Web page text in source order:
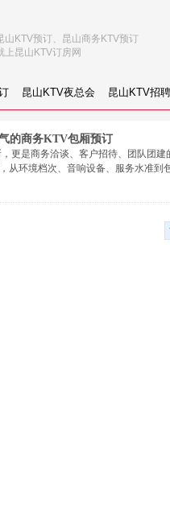
昆山KTV夜总会 昆山KTV招聘
山KTV预订、昆山商务KTV预订
上昆山KTV订房网
的商务KTV包厢预订
更是商务洽谈、客户招待、团队团
从环境档次、音响设备、服务水准